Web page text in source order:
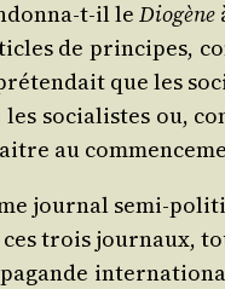
t-il leDio­gène
de prin­cipes,
que les
socia­listes ou,
au
jour­nal semi-
trois jour­naux,